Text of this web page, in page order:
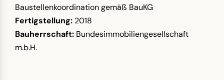
Baustellenkoordination gemäß BauKG
Fertigstellung: 2018
Bauherrschaft: Bundesimmobiliengesellschaft
m.b.H.